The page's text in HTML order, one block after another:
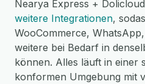
Nearya Express +
weitere Integrationen,
WooCommerce,
weitere bei Bedarf in
können. Alles läuft in einer
konformen Umgebung mit